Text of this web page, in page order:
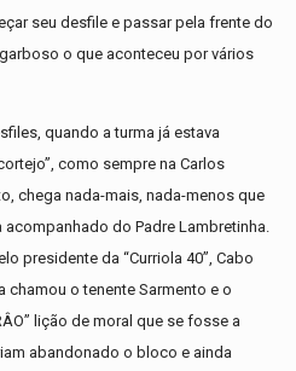
seu desfile e passar pela frente do
o que aconteceu por vários
quando a turma já estava
como sempre na Carlos
chega nada-mais, nada-menos que
do Padre Lambretinha.
presidente da “Curriola 40”, Cabo
chamou o tenente Sarmento e o
lição de moral que se fosse a
abandonado o bloco e ainda